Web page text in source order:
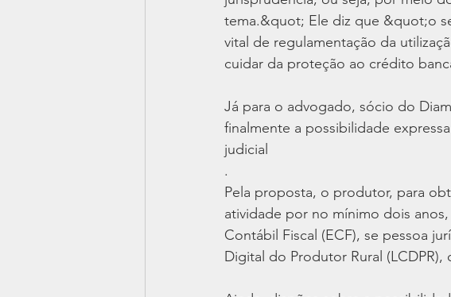
tema.&quot; Ele diz que &quot;o
vital de regulamentação da
cuidar da proteção ao crédito
Já para o advogado, sócio do
finalmente a possibilidade
judicial
.
Pela proposta, o produtor, para
atividade por no mínimo dois
Contábil Fiscal (ECF), se pessoa
Digital do Produtor Rural (LCDPR),